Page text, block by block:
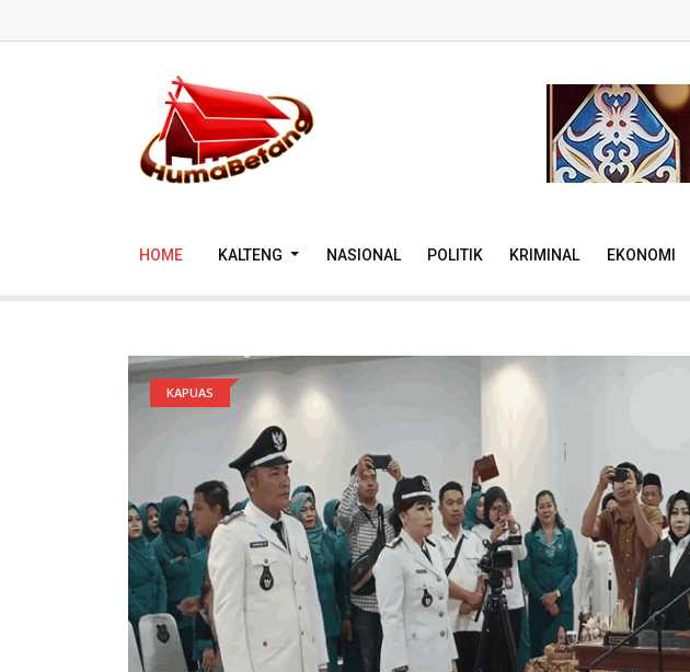
HOME KALTENG NASIONAL POLITIK KRIMINAL EKONOMI
KAPUAS